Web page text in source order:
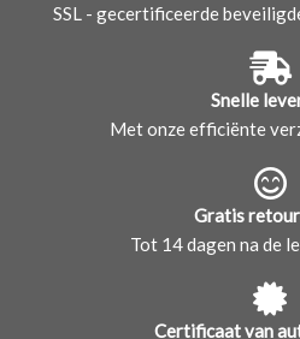
SSL - gecertificeerde
Snelle
Met onze efficiënte
Gratis
Tot 14 dagen na de
Certificaat van